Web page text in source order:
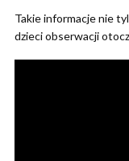
Takie informacje nie
dzieci obserwacji